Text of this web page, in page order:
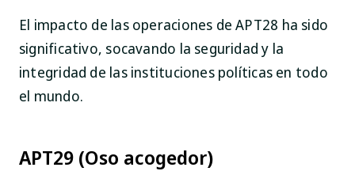
El impacto de las operaciones de APT28 ha sido
significativo, socavando la seguridad y la
integridad de las instituciones políticas en todo
el mundo.
APT29 (Oso acogedor)